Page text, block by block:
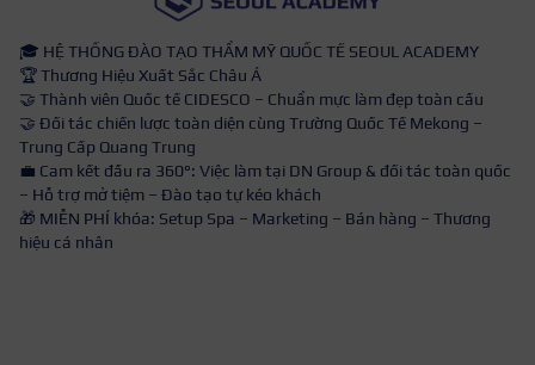
🎓 HỆ THỐNG ĐÀO TẠO THẨM MỸ QUỐC TẾ SEOUL ACADEMY
🏆 Thương Hiệu Xuất Sắc Châu Á
🤝 Thành viên Quốc tế CIDESCO – Chuẩn mực làm đẹp toàn cầu
🤝 Đối tác chiến lược toàn diện cùng Trường Quốc Tế Mekong –
Trung Cấp Quang Trung
💼 Cam kết đầu ra 360°: Việc làm tại DN Group & đối tác toàn quốc
– Hỗ trợ mở tiệm – Đào tạo tự kéo khách
🎁 MIỄN PHÍ khóa: Setup Spa – Marketing – Bán hàng – Thương
hiệu cá nhân